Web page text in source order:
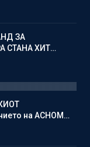
ЗА
СТАНА ХИТ…
на АСНОМ…